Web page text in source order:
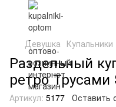
Девушка Купальники
Раздельный
ретро Трусами
Артикул: 5177 Оставить